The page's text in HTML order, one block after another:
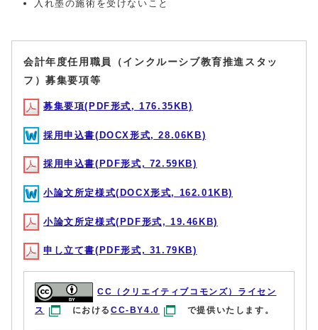
入れ墨の施術を受けないこと
会計年度任用職員（インクルーシブ教育推進スタッ
フ）募集要項等
募集要項(PDF形式, 176.35KB)
採用申込書(DOCX形式, 28.06KB)
採用申込書(PDF形式, 72.59KB)
小論文所定様式(DOCX形式, 162.01KB)
小論文所定様式(PDF形式, 19.46KB)
申し立て書(PDF形式, 31.79KB)
CC（クリエイティブコモンズ）ライセン
ス
におけるCC-BY4.0 で提供いたします。